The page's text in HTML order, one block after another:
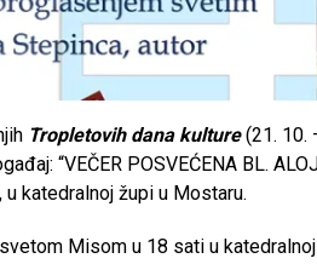
Tropletovih dana kulture(21. 10.
“VEČER POSVEĆENA BL.
katedralnoj župi u Mostaru.
Misom u 18 sati u